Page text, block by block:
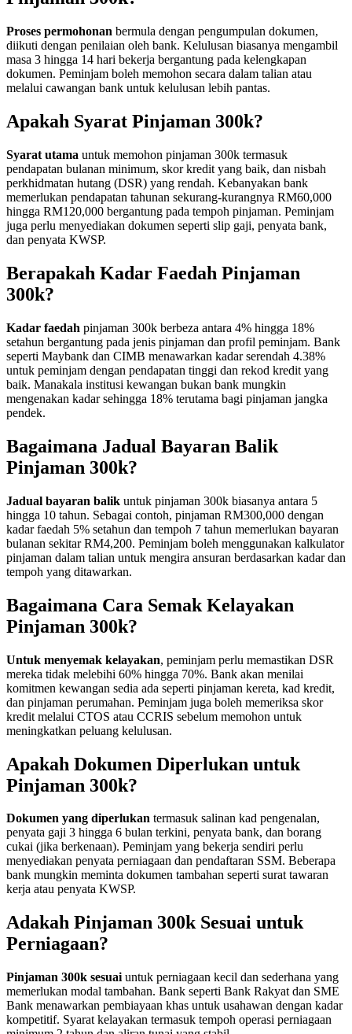
Proses permohonan bermula dengan pengumpulan dokumen,
diikuti dengan penilaian oleh bank. Kelulusan biasanya mengambil
masa 3 hingga 14 hari bekerja bergantung pada kelengkapan
dokumen. Peminjam boleh memohon secara dalam talian atau
melalui cawangan bank untuk kelulusan lebih pantas.
Apakah Syarat Pinjaman 300k?
Syarat utama untuk memohon pinjaman 300k termasuk
pendapatan bulanan minimum, skor kredit yang baik, dan nisbah
perkhidmatan hutang (DSR) yang rendah. Kebanyakan bank
memerlukan pendapatan tahunan sekurang-kurangnya RM60,000
hingga RM120,000 bergantung pada tempoh pinjaman. Peminjam
juga perlu menyediakan dokumen seperti slip gaji, penyata bank,
dan penyata KWSP.
Berapakah Kadar Faedah Pinjaman
300k?
Kadar faedah pinjaman 300k berbeza antara 4% hingga 18%
setahun bergantung pada jenis pinjaman dan profil peminjam. Bank
seperti Maybank dan CIMB menawarkan kadar serendah 4.38%
untuk peminjam dengan pendapatan tinggi dan rekod kredit yang
baik. Manakala institusi kewangan bukan bank mungkin
mengenakan kadar sehingga 18% terutama bagi pinjaman jangka
pendek.
Bagaimana Jadual Bayaran Balik
Pinjaman 300k?
Jadual bayaran balik untuk pinjaman 300k biasanya antara 5
hingga 10 tahun. Sebagai contoh, pinjaman RM300,000 dengan
kadar faedah 5% setahun dan tempoh 7 tahun memerlukan bayaran
bulanan sekitar RM4,200. Peminjam boleh menggunakan kalkulator
pinjaman dalam talian untuk mengira ansuran berdasarkan kadar dan
tempoh yang ditawarkan.
Bagaimana Cara Semak Kelayakan
Pinjaman 300k?
Untuk menyemak kelayakan, peminjam perlu memastikan DSR
mereka tidak melebihi 60% hingga 70%. Bank akan menilai
komitmen kewangan sedia ada seperti pinjaman kereta, kad kredit,
dan pinjaman perumahan. Peminjam juga boleh memeriksa skor
kredit melalui CTOS atau CCRIS sebelum memohon untuk
meningkatkan peluang kelulusan.
Apakah Dokumen Diperlukan untuk
Pinjaman 300k?
Dokumen yang diperlukan termasuk salinan kad pengenalan,
penyata gaji 3 hingga 6 bulan terkini, penyata bank, dan borang
cukai (jika berkenaan). Peminjam yang bekerja sendiri perlu
menyediakan penyata perniagaan dan pendaftaran SSM. Beberapa
bank mungkin meminta dokumen tambahan seperti surat tawaran
kerja atau penyata KWSP.
Adakah Pinjaman 300k Sesuai untuk
Perniagaan?
Pinjaman 300k sesuai untuk perniagaan kecil dan sederhana yang
memerlukan modal tambahan. Bank seperti Bank Rakyat dan SME
Bank menawarkan pembiayaan khas untuk usahawan dengan kadar
kompetitif. Syarat kelayakan termasuk tempoh operasi perniagaan